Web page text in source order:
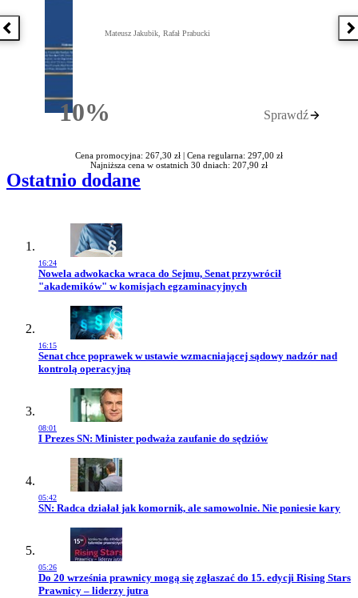
Poprzednia książka
10%Rabatu
Mateusz Jakubik, Rafał Prabucki
Sprawdź
Cena promocyjna: 267,30 zł | Cena regularna: 297,00 zł
Najniższa cena w ostatnich 30 dniach: 207,90 zł
Ostatnio dodane
16:24
Przejdź do artykułu:
Nowela adwokacka wraca do Sejmu, Senat przywrócił
"akademików" w komisjach egzaminacyjnych
16:15
Przejdź do artykułu:
Senat chce poprawek w ustawie wzmacniającej sądowy nadzór nad
kontrolą operacyjną
08:01
Przejdź do artykułu:
I Prezes SN: Minister podważa zaufanie do sędziów
05:42
Przejdź do artykułu:
SN: Radca działał jak komornik, ale samowolnie. Nie poniesie kary
05:26
Przejdź do artykułu:
Do 20 września prawnicy mogą się zgłaszać do 15. edycji Rising Stars
Prawnicy – liderzy jutra